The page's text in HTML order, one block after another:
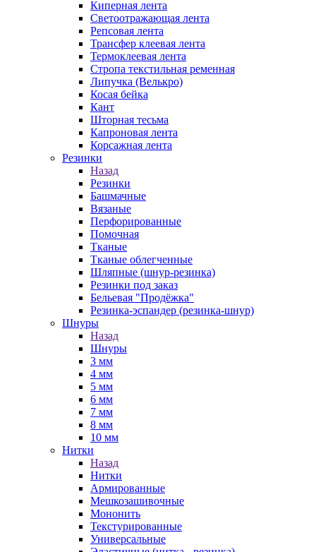
Киперная лента
Светоотражающая лента
Репсовая лента
Трансфер клеевая лента
Термоклеевая лента
Стропа текстильная ременная
Липучка (Велькро)
Косая бейка
Кант
Шторная тесьма
Капроновая лента
Корсажная лента
Резинки
Назад
Резинки
Башмачные
Вязаные
Перфорированные
Помочная
Тканые
Тканые облегченные
Шляпные (шнур-резинка)
Резинки под заказ
Бельевая "Продёжка"
Резинка-эспандер (резинка-шнур)
Шнуры
Назад
Шнуры
3 мм
4 мм
5 мм
6 мм
7 мм
8 мм
10 мм
Нитки
Назад
Нитки
Армированные
Мешкозашивочные
Мононить
Текстурированные
Универсальные